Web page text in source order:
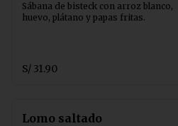
Sábana de bisteck con arroz blanco,
huevo, plátano y papas fritas.
S/ 31.90
Lomo saltado